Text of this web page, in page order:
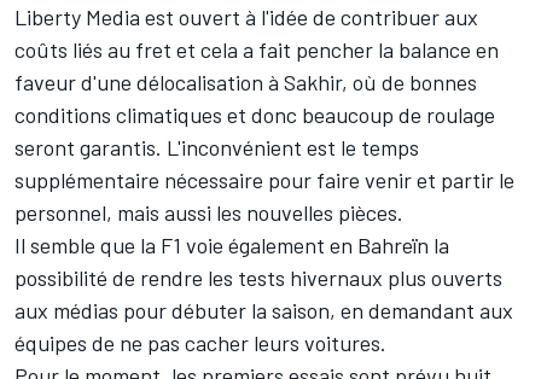
Liberty Media est ouvert à l'idée de contribuer aux
coûts liés au fret et cela a fait pencher la balance en
faveur d'une délocalisation à Sakhir, où de bonnes
conditions climatiques et donc beaucoup de roulage
seront garantis. L'inconvénient est le temps
supplémentaire nécessaire pour faire venir et partir le
personnel, mais aussi les nouvelles pièces.
Il semble que la F1 voie également en Bahreïn la
possibilité de rendre les tests hivernaux plus ouverts
aux médias pour débuter la saison, en demandant aux
équipes de ne pas cacher leurs voitures.